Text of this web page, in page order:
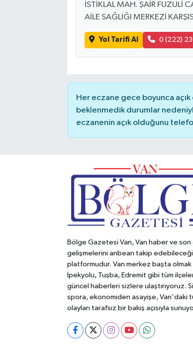
İSTİKLAL MAH. ŞAİR FUZULİ
AİLE SAĞLIĞI MERKEZİ
Yol Tarifi Al 0 (222)
Her eczane gece boyunca
beklenmedik durumlar
eczanenin açık olduğunu
Bölge Gazetesi Van, Van haber ve son
gelişmelerini anbean takip
platformudur. Van merkez başta olmak
İpekyolu, Tuşba, Edremit gibi tüm
güncel haberleri sizlere ulaştırıyoruz.
spora, ekonomiden asayişe, Van'daki
olayları tarafsız bir bakış açısıyla